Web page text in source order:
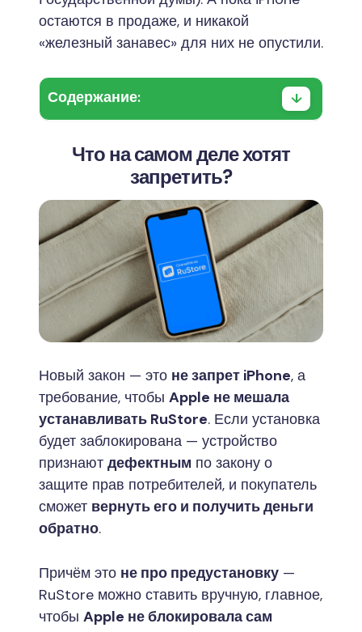
остаются в продаже, и никакой
«железный занавес» для них не опустили.
Содержание:
Что на самом деле хотят
запретить?
Новый закон — это не запрет iPhone, а
требование, чтобы Apple не мешала
устанавливать RuStore. Если установка
будет заблокирована — устройство
признают дефектным по закону о
защите прав потребителей, и покупатель
сможет вернуть его и получить деньги
обратно.
Причём это не про предустановку —
RuStore можно ставить вручную, главное,
чтобы Apple не блокировала сам